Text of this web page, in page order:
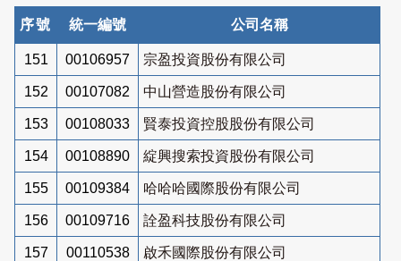
序號 統一編號 公司名稱
151 00106957 宗盈投資股份有限公司
152 00107082 中山營造股份有限公司
153 00108033 賢泰投資控股股份有限公司
154 00108890 綻興搜索投資股份有限公司
155 00109384 哈哈哈國際股份有限公司
156 00109716 詮盈科技股份有限公司
157 00110538 啟禾國際股份有限公司